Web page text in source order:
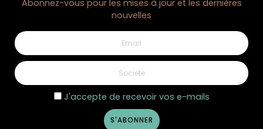
Abonnez-vous pour les mises à jour et les dernières
nouvelles
J'accepte de recevoir vos e-mails